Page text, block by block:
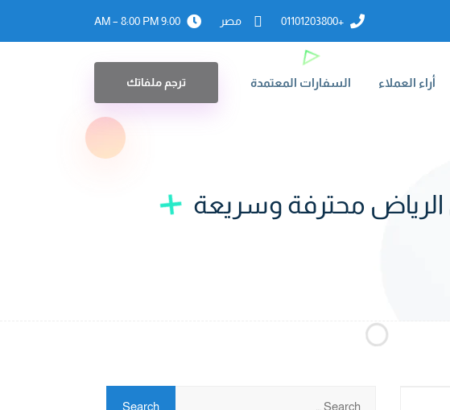
+01101203800 مصر 9:00 AM – 8:00 PM
أراء العملاء السفارات المعتمدة ترجم ملفاتك
محترفة وسريعة